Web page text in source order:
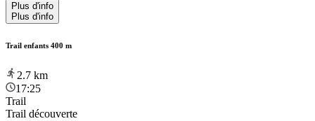
Plus d'info
Plus d'info
Trail enfants 400 m
2.7 km
17:25
Trail
Trail découverte